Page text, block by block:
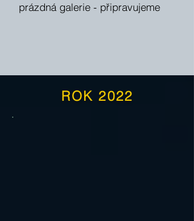
prázdná galerie - připravujeme
ROK 2022